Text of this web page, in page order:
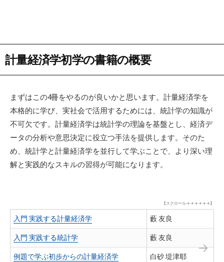
計量経済学初学の書籍の概要
まずはこの4冊をやるのが良いかと思います。計量経済学を
本格的に学び、実社会で活用するためには、統計学の知識が
不可欠です。計量経済学は統計学の理論を基盤とし、経済デ
ータの分析や意思決定に役立つ手法を提供します。そのた
め、統計学と計量経済学を並行して学ぶことで、より深い理
解と実践的なスキルの習得が可能になります。
入門 実践する計量経済学 藪 友良
入門 実践する統計学 藪 友良
例題で学ぶ初歩からの計量経済学 白砂 堤津耶